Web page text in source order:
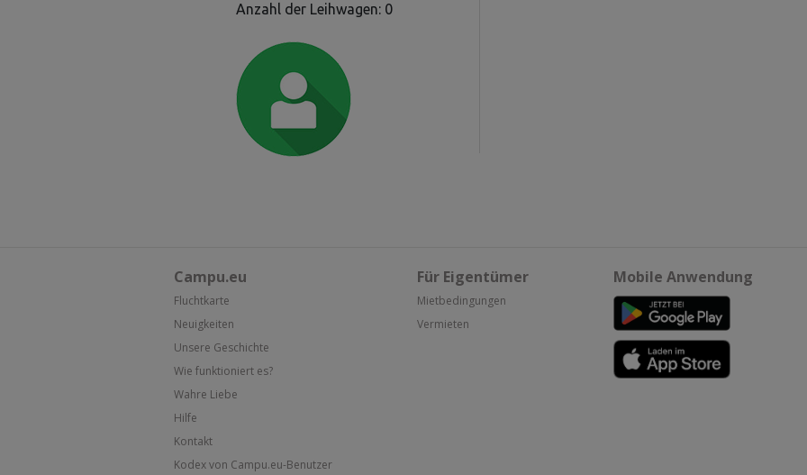
Anzahl der Leihwagen: 0
Campu.eu
Fluchtkarte
Neuigkeiten
Unsere Geschichte
Wie funktioniert es?
Wahre Liebe
Hilfe
Kontakt
Kodex von Campu.eu-Benutzer
Für Eigentümer
Mietbedingungen
Vermieten
Mobile Anwendung